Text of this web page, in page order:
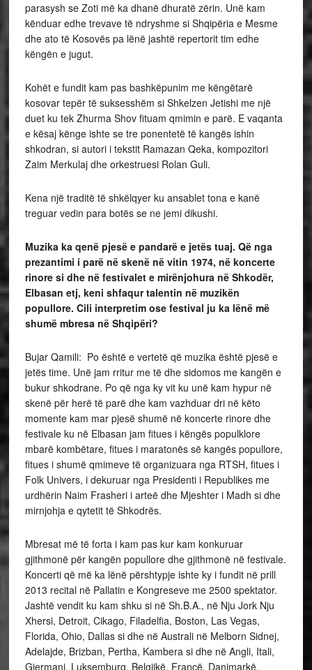
parasysh se Zoti më ka dhanë dhuratë zërin. Unë kam
kënduar edhe trevave të ndryshme si Shqipëria e Mesme
dhe ato të Kosovës pa lënë jashtë repertorit tim edhe
këngën e jugut.
Kohët e fundit kam pas bashkëpunim me këngëtarë
kosovar tepër të suksesshëm si Shkelzen Jetishi me një
duet ku tek Zhurma Shov fituam qmimin e parë. E vaqanta
e kësaj kënge ishte se tre ponentetë të kangës ishin
shkodran, si autori i tekstit Ramazan Qeka, kompozitori
Zaim Merkulaj dhe orkestruesi Rolan Guli.
Kena një traditë të shkëlqyer ku ansablet tona e kanë
treguar vedin para botës se ne jemi dikushi.
Muzika ka qenë pjesë e pandarë e jetës tuaj. Që nga
prezantimi i parë në skenë në vitin 1974, në koncerte
rinore si dhe në festivalet e mirënjohura në Shkodër,
Elbasan etj, keni shfaqur talentin në muzikën
popullore. Cili interpretim ose festival ju ka lënë më
shumë mbresa në Shqipëri?
Bujar Qamili: Po është e vertetë që muzika është pjesë e
jetës time. Unë jam rritur me të dhe sidomos me kangën e
bukur shkodrane. Po që nga ky vit ku unë kam hypur në
skenë për herë të parë dhe kam vazhduar dri në këto
momente kam mar pjesë shumë në koncerte rinore dhe
festivale ku në Elbasan jam fitues i këngës populklore
mbarë kombëtare, fitues i maratonës së kangës popullore,
fitues i shumë qmimeve të organizuara nga RTSH, fitues i
Folk Univers, i dekuruar nga Presidenti i Republikes me
urdhërin Naim Frasheri i arteë dhe Mjeshter i Madh si dhe
mirnjohja e qytetit të Shkodrës.
Mbresat më të forta i kam pas kur kam konkuruar
gjithmonë për kangën popullore dhe gjithmonë në festivale.
Koncerti që më ka lënë përshtypje ishte ky i fundit në prill
2013 recital në Pallatin e Kongreseve me 2500 spektator.
Jashtë vendit ku kam shku si në Sh.B.A., në Nju Jork Nju
Xhersi, Detroit, Cikago, Filadelfia, Boston, Las Vegas,
Florida, Ohio, Dallas si dhe në Australi në Melborn Sidnej,
Adelajde, Brizban, Pertha, Kambera si dhe në Angli, Itali,
Gjermani, Luksemburg, Belgjikë, Francë, Danimarkë,